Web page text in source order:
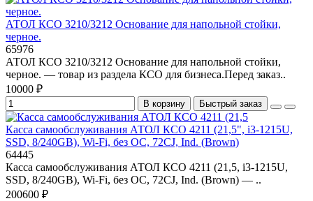
АТОЛ КСО 3210/3212 Основание для напольной стойки,
черное.
65976
АТОЛ КСО 3210/3212 Основание для напольной стойки,
черное. — товар из раздела КСО для бизнеса.Перед заказ..
10000 ₽
В корзину Быстрый заказ
Касса самообслуживания АТОЛ КСО 4211 (21,5", i3-1215U,
SSD, 8/240GB), Wi-Fi, без ОС, 72CJ, Ind. (Brown)
64445
Касса самообслуживания АТОЛ КСО 4211 (21,5, i3-1215U,
SSD, 8/240GB), Wi-Fi, без ОС, 72CJ, Ind. (Brown) — ..
200600 ₽